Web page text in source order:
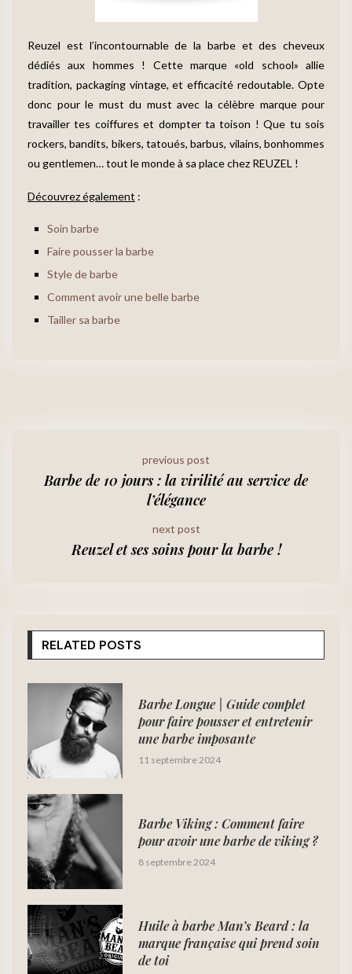
Reuzel est l’incontournable de la barbe et des cheveux
dédiés aux hommes ! Cette marque «old school» allie
tradition, packaging vintage, et efficacité redoutable. Opte
donc pour le must du must avec la célèbre marque pour
travailler tes coiffures et dompter ta toison ! Que tu sois
rockers, bandits, bikers, tatoués, barbus, vilains, bonhommes
ou gentlemen… tout le monde à sa place chez REUZEL !
Découvrez également :
Soin barbe
Faire pousser la barbe
Style de barbe
Comment avoir une belle barbe
Tailler sa barbe
previous post
Barbe de 10 jours : la virilité au service de
l’élégance
next post
Reuzel et ses soins pour la barbe !
RELATED POSTS
Barbe Longue | Guide complet
pour faire pousser et entretenir
une barbe imposante
11 septembre 2024
Barbe Viking : Comment faire
pour avoir une barbe de viking ?
8 septembre 2024
Huile à barbe Man’s Beard : la
marque française qui prend soin
de toi